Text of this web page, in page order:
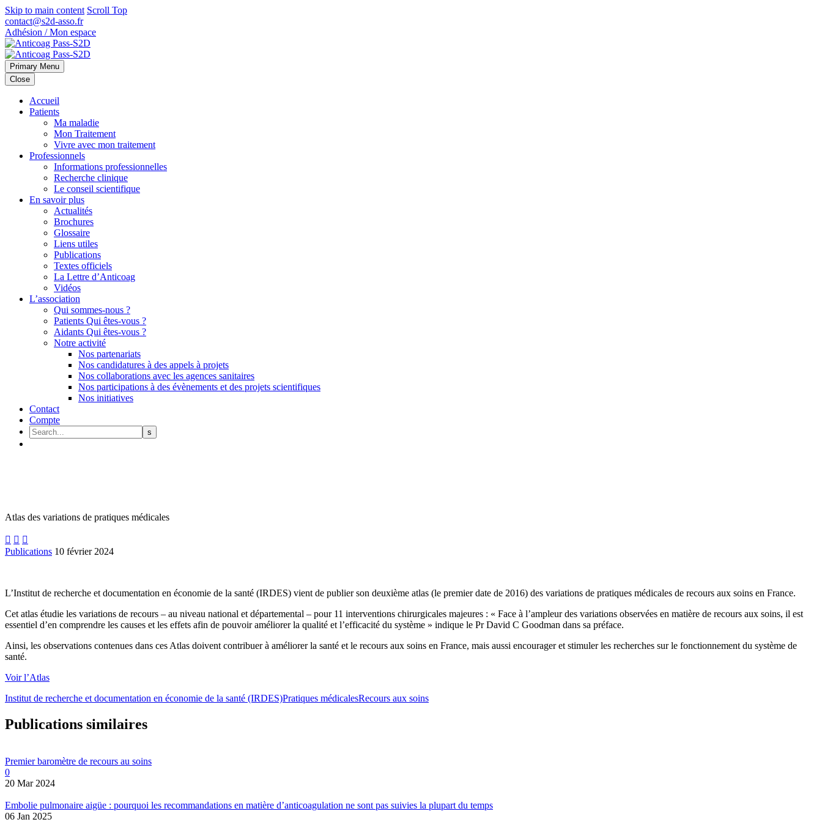
Skip to main content Scroll Top
contact@s2d-asso.fr
Adhésion / Mon espace
Primary Menu
Close
Accueil
Patients
Ma maladie
Mon Traitement
Vivre avec mon traitement
Professionnels
Informations professionnelles
Recherche clinique
Le conseil scientifique
En savoir plus
Actualités
Brochures
Glossaire
Liens utiles
Publications
Textes officiels
La Lettre d’Anticoag
Vidéos
L’association
Qui sommes-nous ?
Patients Qui êtes-vous ?
Aidants Qui êtes-vous ?
Notre activité
Nos partenariats
Nos candidatures à des appels à projets
Nos collaborations avec les agences sanitaires
Nos participations à des évènements et des projets scientifiques
Nos initiatives
Contact
Compte
Atlas des variations de pratiques médicales
  
Publications 10 février 2024
L’Institut de recherche et documentation en économie de la santé (IRDES) vient de publier son deuxième atlas (le premier date de 2016) des variations de pratiques médicales de recours aux soins en France.
Cet atlas étudie les variations de recours – au niveau national et départemental – pour 11 interventions chirurgicales majeures : « Face à l’ampleur des variations observées en matière de recours aux soins, il est
essentiel d’en comprendre les causes et les effets afin de pouvoir améliorer la qualité et l’efficacité du système » indique le Pr David C Goodman dans sa préface.
Ainsi, les observations contenues dans ces Atlas doivent contribuer à améliorer la santé et le recours aux soins en France, mais aussi encourager et stimuler les recherches sur le fonctionnement du système de
santé.
Voir l’Atlas
Institut de recherche et documentation en économie de la santé (IRDES)Pratiques médicalesRecours aux soins
Publications similaires
Premier baromètre de recours au soins
0
20 Mar 2024
Embolie pulmonaire aigüe : pourquoi les recommandations en matière d’anticoagulation ne sont pas suivies la plupart du temps
06 Jan 2025